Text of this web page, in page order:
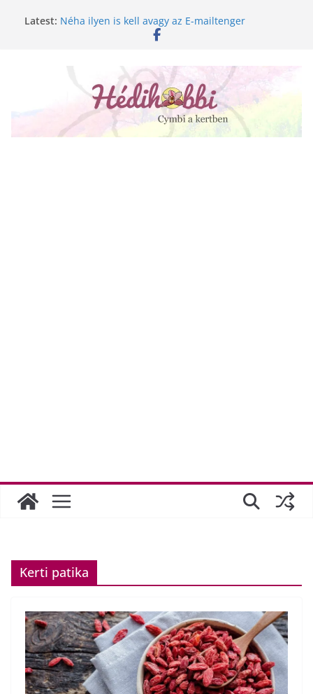
Latest: Néha ilyen is kell avagy az E-mailtenger
Golgotavirág nevelése magról
Növényápolási tippek, amiket jobb, ha elfelejtesz
A lepkeorchidea és a fűtésszezon
Kerti patika